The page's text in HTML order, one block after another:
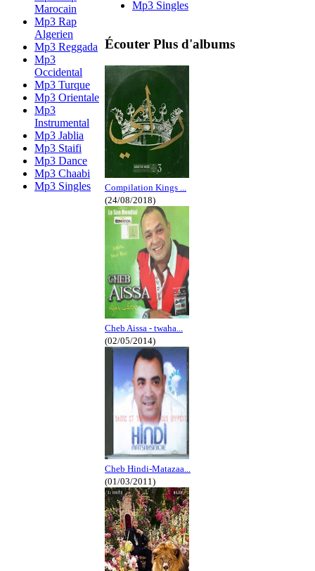
Marocain
Mp3 Rap
Algerien
Mp3 Reggada
Mp3
Occidental
Mp3 Turque
Mp3 Orientale
Mp3
Instrumental
Mp3 Jablia
Mp3 Staifi
Mp3 Dance
Mp3 Chaabi
Mp3 Singles
Mp3 Singles
Écouter Plus d'albums
Compilation Kings ...
(24/08/2018)
Cheb Aissa - twaha...
(02/05/2014)
Cheb Hindi-Matazaa...
(01/03/2011)